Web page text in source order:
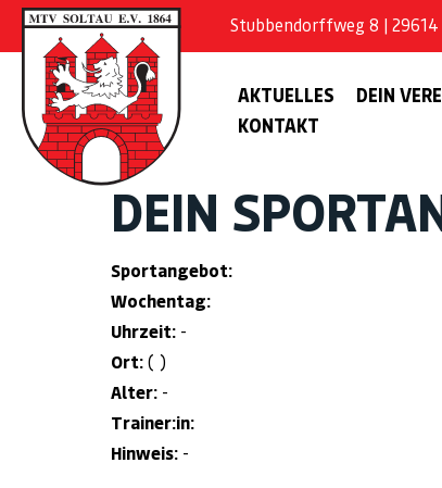
Stubbendorffweg 8 |
AKTUELLES DEIN
KONTAKT
DEIN
Sportangebot:
Wochentag:
Uhrzeit: -
Ort: ( )
Alter: -
Trainer:in:
Hinweis: -